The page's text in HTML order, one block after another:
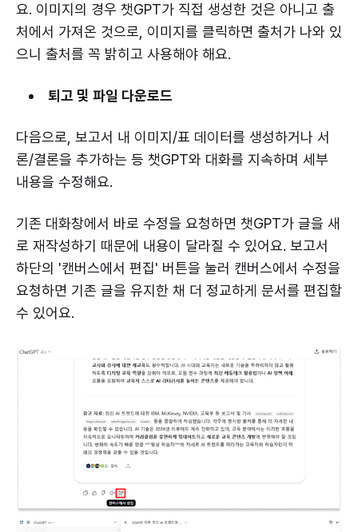
요. 이미지의 경우 챗GPT가 직접 생성한 것은 아니고 출
처에서 가져온 것으로, 이미지를 클릭하면 출처가 나와 있
으니 출처를 꼭 밝히고 사용해야 해요.
퇴고 및 파일 다운로드
다음으로, 보고서 내 이미지/표 데이터를 생성하거나 서
론/결론을 추가하는 등 챗GPT와 대화를 지속하며 세부
내용을 수정해요.
기존 대화창에서 바로 수정을 요청하면 챗GPT가 글을 새
로 재작성하기 때문에 내용이 달라질 수 있어요. 보고서
하단의 '캔버스에서 편집' 버튼을 눌러 캔버스에서 수정을
요청하면 기존 글을 유지한 채 더 정교하게 문서를 편집할
수 있어요.